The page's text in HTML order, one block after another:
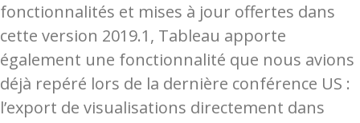
fonctionnalités et mises à jour offertes dans
cette version 2019.1, Tableau apporte
également une fonctionnalité que nous avions
déjà repéré lors de la dernière conférence US :
l’export de visualisations directement dans